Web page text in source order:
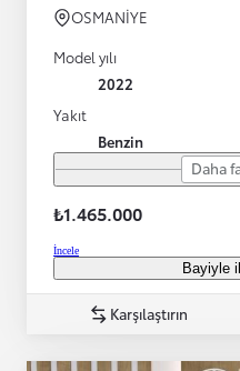
OSMANİYE
Model yılı
2022
Yakıt
Benzin
Daha
₺1.465.000
İncele
Bayiyle
Karşılaştırın